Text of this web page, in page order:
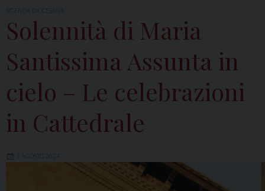
AGENDA DIOCESANA
Solennità di Maria
Santissima Assunta in
cielo – Le celebrazioni
in Cattedrale
3 AGOSTO 2024